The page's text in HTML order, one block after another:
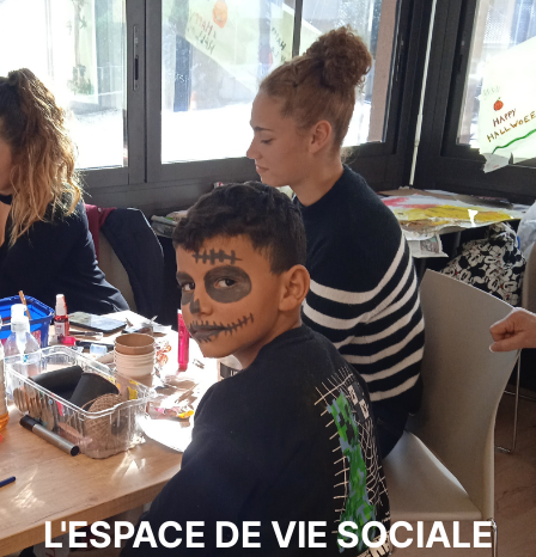
L'ESPACE DE VIE SOCIALE